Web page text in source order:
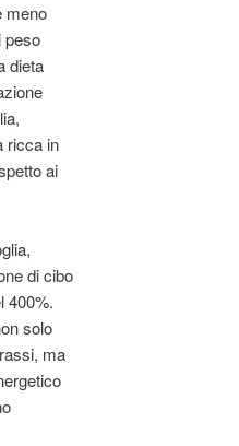
meno
peso
dieta
ricca in
ai
di cibo
400%.
solo
ma